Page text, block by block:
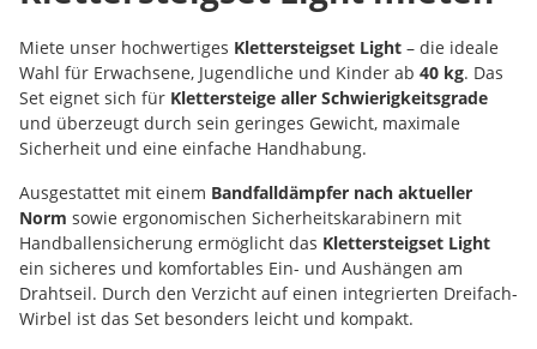
Miete unser hochwertiges Klettersteigset Light – die ideale
Wahl für Erwachsene, Jugendliche und Kinder ab 40 kg. Das
Set eignet sich für Klettersteige aller Schwierigkeitsgrade
und überzeugt durch sein geringes Gewicht, maximale
Sicherheit und eine einfache Handhabung.
Ausgestattet mit einem Bandfalldämpfer nach aktueller
Norm sowie ergonomischen Sicherheitskarabinern mit
Handballensicherung ermöglicht das Klettersteigset Light
ein sicheres und komfortables Ein- und Aushängen am
Drahtseil. Durch den Verzicht auf einen integrierten Dreifach-
Wirbel ist das Set besonders leicht und kompakt.